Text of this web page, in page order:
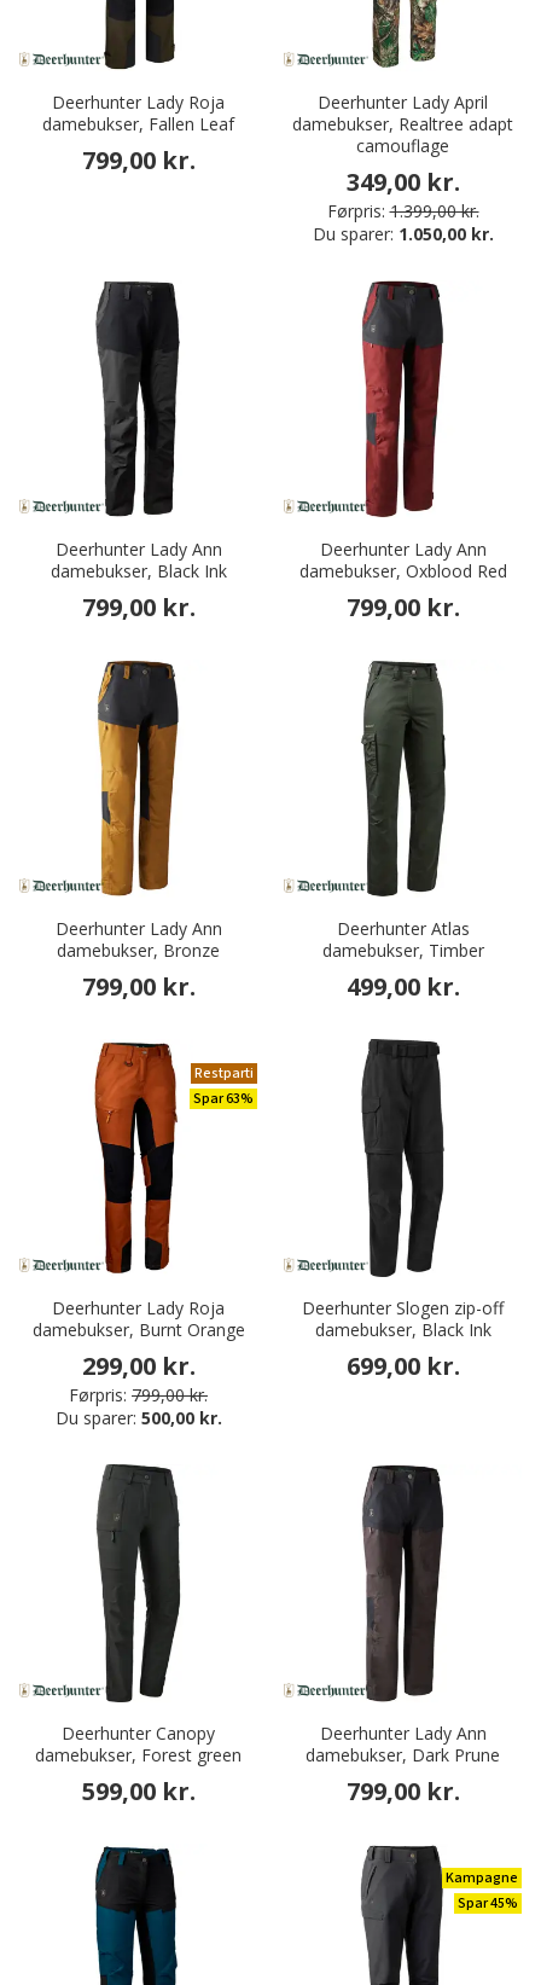
Deerhunter Lady Roja
damebukser, Fallen Leaf
799,00 kr.
Deerhunter Lady April
damebukser, Realtree adapt
camouflage
349,00 kr.
Førpris: 1.399,00 kr.
Du sparer: 1.050,00 kr.
Deerhunter Lady Ann
damebukser, Black Ink
799,00 kr.
Deerhunter Lady Ann
damebukser, Oxblood Red
799,00 kr.
Deerhunter Lady Ann
damebukser, Bronze
799,00 kr.
Deerhunter Atlas
damebukser, Timber
499,00 kr.
Restparti
Spar 63%
Deerhunter Lady Roja
damebukser, Burnt Orange
299,00 kr.
Førpris: 799,00 kr.
Du sparer: 500,00 kr.
Deerhunter Slogen zip-off
damebukser, Black Ink
699,00 kr.
Deerhunter Canopy
damebukser, Forest green
599,00 kr.
Deerhunter Lady Ann
damebukser, Dark Prune
799,00 kr.
Kampagne
Spar 45%